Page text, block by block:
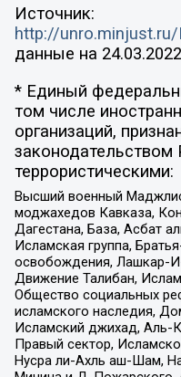
Источник:
http://
данные на 24.03.2022
* Единый
том числе
организаций,
террористическими:
Высший военный
моджахедов Кавказа,
Дагестана, База, Асбат
Исламская группа,
освобождения, Лашкар-
Движение Талибан,
Общество социальных
исламского наследия,
Исламский джихад, Аль-
Правый сектор,
Нусра ли-Ахль аш-Шам,